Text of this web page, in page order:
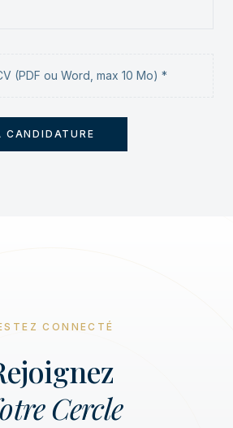
(PDF ou Word, max 10 Mo) *
CANDIDATURE
CONNECTÉ
Cercle